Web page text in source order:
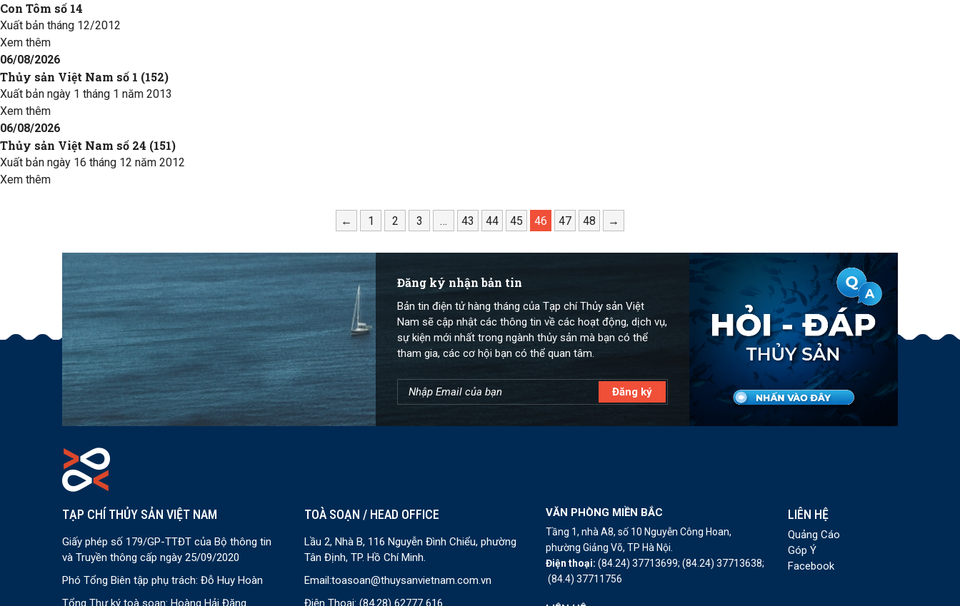
Con Tôm số 14
Xuất bản tháng 12/2012
Xem thêm
06/08/2026
Thủy sản Việt Nam số 1 (152)
Xuất bản ngày 1 tháng 1 năm 2013
Xem thêm
06/08/2026
Thủy sản Việt Nam số 24 (151)
Xuất bản ngày 16 tháng 12 năm 2012
Xem thêm
← 1 2 3 … 43 44 45 46 47 48 →
Đăng ký nhận bản tin
Bản tin điện tử hàng tháng của Tạp chí Thủy sản Việt
Nam sẽ cập nhật các thông tin về các hoạt động, dịch vụ,
sự kiện mới nhất trong ngành thủy sản mà bạn có thể
tham gia, các cơ hội bạn có thể quan tâm.
TẠP CHÍ THỦY SẢN VIỆT NAM
Giấy phép số 179/GP-TTĐT của Bộ thông tin
và Truyền thông cấp ngày 25/09/2020
Phó Tổng Biên tập phụ trách: Đỗ Huy Hoàn
Tổng Thư ký toà soạn: Hoàng Hải Đăng
TOÀ SOẠN / HEAD OFFICE
Lầu 2, Nhà B, 116 Nguyễn Đình Chiểu, phường
Tân Định, TP. Hồ Chí Minh.
Email:toasoan@thuysanvietnam.com.vn
Điện Thoại: (84.28) 62777 616
VĂN PHÒNG MIỀN BẮC
Tầng 1, nhà A8, số 10 Nguyễn Công Hoan,
phường Giảng Võ, TP Hà Nội.
Điện thoại:(84.24) 37713699;(84.24) 37713638;
(84.4) 37711756
LIÊN HỆ
Quảng Cáo
Góp Ý
Facebook